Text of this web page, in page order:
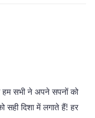
हम सभी ने अपने सपनों को
सही दिशा में लगाते हैं! हर